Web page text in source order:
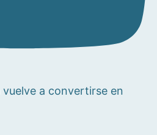
a convertirse en